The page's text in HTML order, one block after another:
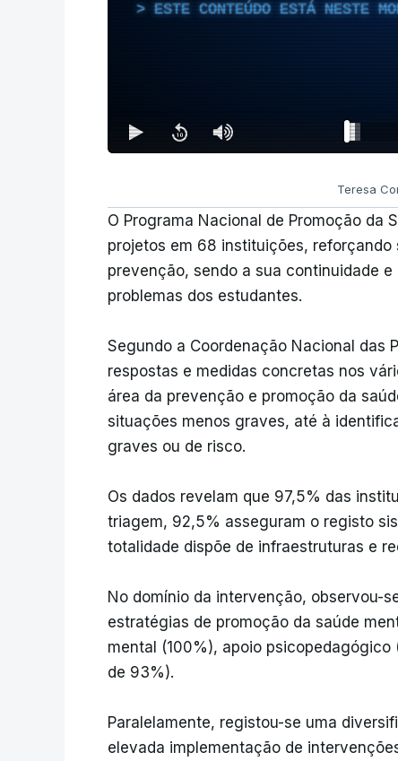
ESTE CONTEÚDO ESTÁ NESTE
Teresa
O Programa Nacional de Promoção da
projetos em 68 instituições,
prevenção, sendo a sua continuidade
problemas dos estudantes.
Segundo a Coordenação Nacional das
respostas e medidas concretas nos
área da prevenção e promoção da
situações menos graves, até à
graves ou de risco.
Os dados revelam que 97,5% das
triagem, 92,5% asseguram o registo
totalidade dispõe de infraestruturas e
No domínio da intervenção, observou-
estratégias de promoção da saúde
mental (100%), apoio
de 93%).
Paralelamente, registou-se uma
elevada implementação de